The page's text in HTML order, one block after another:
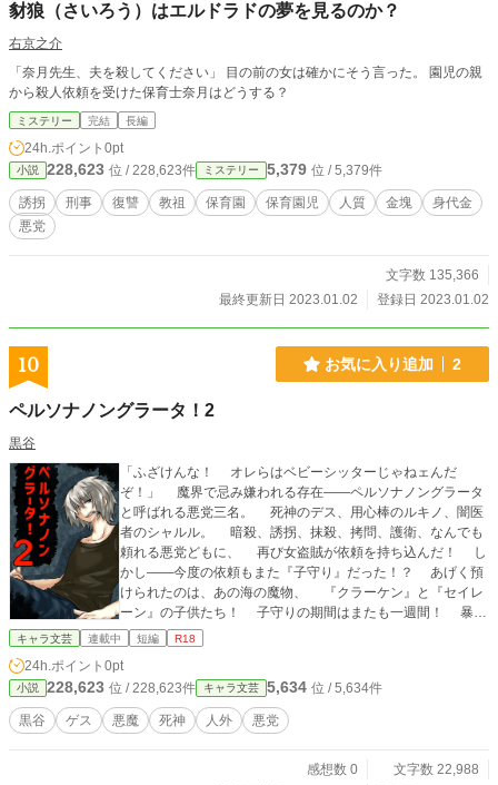
豺狼（さいろう）はエルドラドの夢を見るのか？
右京之介
「奈月先生、夫を殺してください」 目の前の女は確かにそう言った。 園児の親
から殺人依頼を受けた保育士奈月はどうする？
ミステリー 完結 長編
24h.ポイント 0pt
小説 228,623 位 / 228,623件 ミステリー 5,379 位 / 5,379件
誘拐 刑事 復讐 教祖 保育園 保育園児 人質 金塊
身代金
悪党
文字数 135,366
最終更新日 2023.01.02
登録日 2023.01.02
10 お気に入り追加 2
ペルソナノングラータ！2
黒谷
「ふざけんな！ オレらはベビーシッターじゃねェんだ
ぞ！」 魔界で忌み嫌われる存在――ペルソナノングラータ
と呼ばれる悪党三名。 死神のデス、用心棒のルキノ、闇医
者のシャルル。 暗殺、誘拐、抹殺、拷問、護衛、なんでも
頼れる悪党どもに、 再び女盗賊が依頼を持ち込んだ！ し
かし――今度の依頼もまた『子守り』だった！？ あげく預
けられたのは、あの海の魔物、 『クラーケン』と『セイレ
ーン』の子供たち！ 子守りの期間はまたも一週間！ 暴れ
盛りの子供たちを前に、悪党三人は果たして無事に依頼を成
します。 ※間違いなく教育に悪影響です。絶対にマネしな
いでください。
キャラ文芸 連載中 短編 R18
24h.ポイント 0pt
小説 228,623 位 / 228,623件 キャラ文芸 5,634 位 / 5,634件
黒谷 ゲス 悪魔 死神 人外 悪党
感想数 0
文字数 22,988